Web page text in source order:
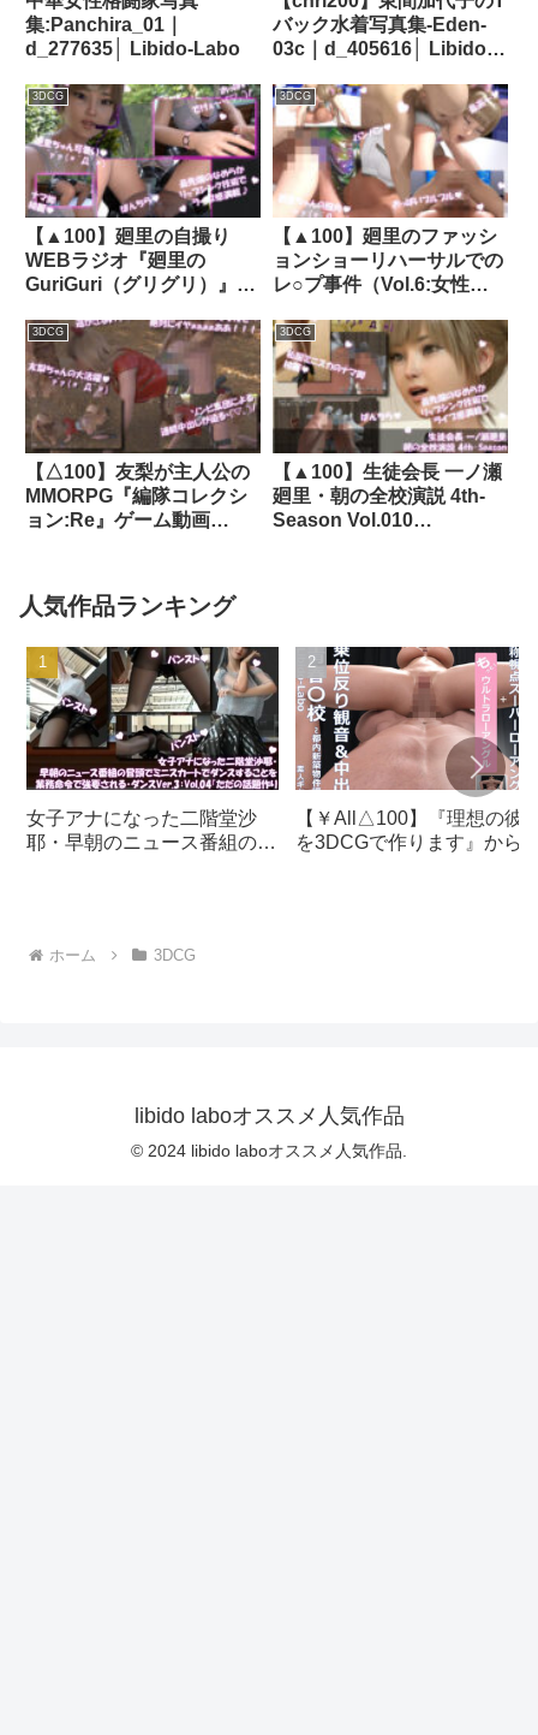
集:Panchira_01｜
d_277635│ Libido-Labo
バック水着写真集-Eden-
03c｜d_405616│ Libido-
3DCG
【▲100】廻里の自撮り
WEBラジオ『廻里の
GuriGuri（グリグリ）』＃
収録時に困ること｜
d_354798│ Libido-Labo
3DCG
【▲100】廻里のファッシ
ョンショーリハーサルでの
レ○プ事件（Vol.6:女性器
d_312113│ Libido-Labo
3DCG
【△100】友梨が主人公の
MMORPG『編隊コレクシ
ョン:Re』ゲーム動画
う:3Pフェラ）｜d_722532
3DCG
【▲100】生徒会長 一ノ瀬
廻里・朝の全校演説 4th-
Season Vol.010
人気作品ランキング
女子アナになった二階堂沙
耶・早朝のニュース番組の冒
OFF（のはず）のカメラが4
【￥All△100】『理想の彼
を3DCGで作ります』から
ホーム 3DCG
libido laboオススメ人気作品
© 2024 libido laboオススメ人気作品.